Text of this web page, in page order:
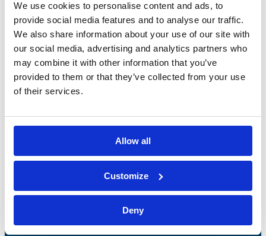
We use cookies to personalise content and ads, to
provide social media features and to analyse our traffic.
We also share information about your use of our site with
our social media, advertising and analytics partners who
may combine it with other information that you’ve
provided to them or that they’ve collected from your use
of their services.
Allow all
Customize
Deny
Bossong S.p.A.
+39 035 3846011
info@bossong.com
REA: BG - 98000
Capital social: 260.000 €